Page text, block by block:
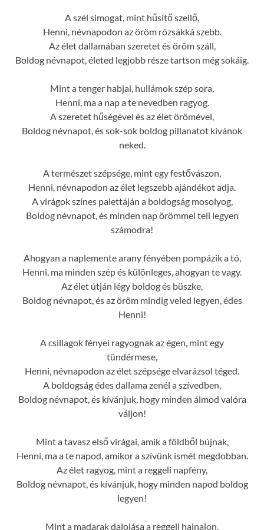
A szél simogat, mint hűsítő szellő,
Henni, névnapodon az öröm rózsákká szebb.
Az élet dallamában szeretet és öröm száll,
Boldog névnapot, életed legjobb része tartson még sokáig.
Mint a tenger habjai, hullámok szép sora,
Henni, ma a nap a te nevedben ragyog.
A szeretet hűségével és az élet örömével,
Boldog névnapot, és sok-sok boldog pillanatot kívánok
neked.
A természet szépsége, mint egy festővászon,
Henni, névnapodon az élet legszebb ajándékot adja.
A virágok színes palettáján a boldogság mosolyog,
Boldog névnapot, és minden nap örömmel teli legyen
számodra!
Ahogyan a naplemente arany fényében pompázik a tó,
Henni, ma minden szép és különleges, ahogyan te vagy.
Az élet útján légy boldog és büszke,
Boldog névnapot, és az öröm mindig veled legyen, édes
Henni!
A csillagok fényei ragyognak az égen, mint egy
tündérmese,
Henni, névnapodon az élet szépsége elvarázsol téged.
A boldogság édes dallama zenél a szívedben,
Boldog névnapot, és kívánjuk, hogy minden álmod valóra
váljon!
Mint a tavasz első virágai, amik a földből bújnak,
Henni, ma a te napod, amikor a szívünk ismét megdobban.
Az élet ragyog, mint a reggeli napfény,
Boldog névnapot, és kívánjuk, hogy minden napod boldog
legyen!
Mint a madarak dalolása a reggeli hajnalon,